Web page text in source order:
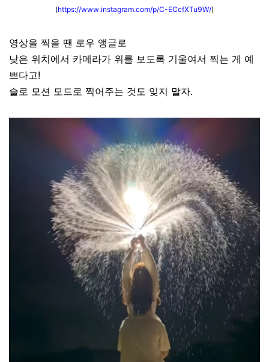
(https://www.instagram.com/p/C-ECcfXTu9W/)
영상을 찍을 땐 로우 앵글로
낮은 위치에서 카메라가 위를 보도록 기울여서 찍는 게 예
쁘다고!
슬로 모션 모드로 찍어주는 것도 잊지 말자.